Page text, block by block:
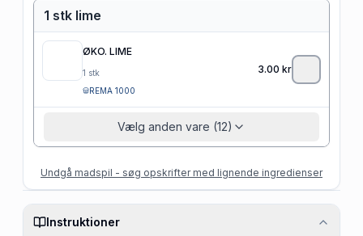
1 stk lime
ØKO. LIME
1 stk
REMA 1000
3.00 kr
Vælg anden vare (12)
Undgå madspil - søg opskrifter med lignende ingredienser
Instruktioner